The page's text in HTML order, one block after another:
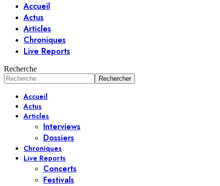
Accueil
Actus
Articles
Chroniques
Live Reports
Recherche
Accueil
Actus
Articles
Interviews
Dossiers
Chroniques
Live Reports
Concerts
Festivals